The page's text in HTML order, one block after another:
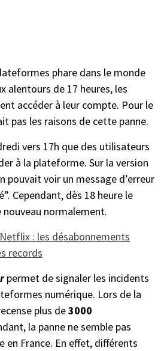
phare dans le monde
alentours de 17 heures, les
accéder à leur compte. Pour le
pas les raisons de cette panne.
vers 17h que des utilisateurs
à la plateforme. Sur la version
pouvait voir un message d’erreur
Cependant, dès 18 heure le
normalement.
Netflix : les désabonnements
records
permet de signaler les incidents
numérique. Lors de la
plus de3000
la panne ne semble pas
en France. En effet, différents